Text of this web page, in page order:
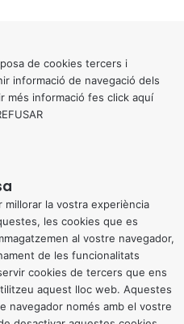
de cookies tercers i
informació de navegació dels
més informació fes click aquí
la vostra experiència
les cookies que es
al vostre navegador,
de les funcionalitats
cookies de tercers que ens
aquest lloc web. Aquestes
navegador només amb el vostre